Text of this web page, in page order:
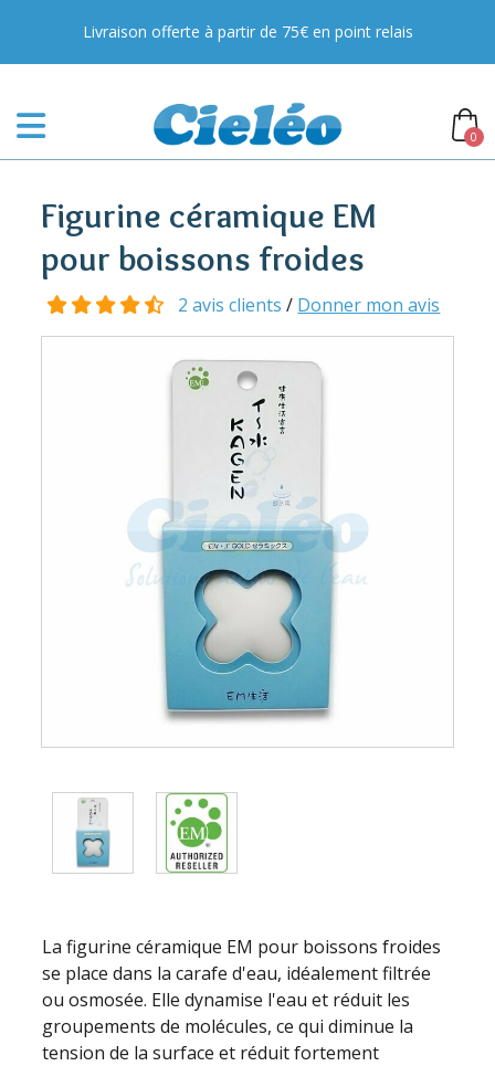
Livraison offerte à partir de 75€ en point relais
0
Figurine céramique EM
pour boissons froides
2 avis clients / Donner mon avis
La figurine céramique EM pour boissons froides
se place dans la carafe d'eau, idéalement filtrée
ou osmosée. Elle dynamise l'eau et réduit les
groupements de molécules, ce qui diminue la
tension de la surface et réduit fortement